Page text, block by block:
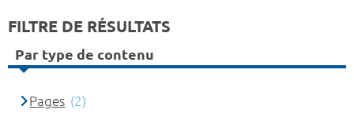
FILTRE DE RÉSULTATS
Par type de contenu
Pages (2)